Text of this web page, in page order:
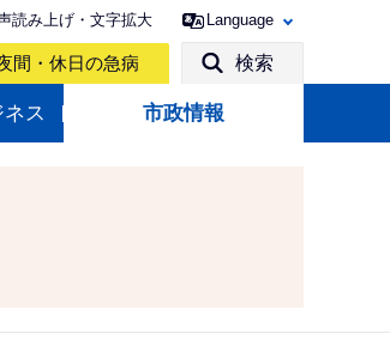
読み上げ・文字拡大 Language
間・休日の急病 検索
ス 市政情報